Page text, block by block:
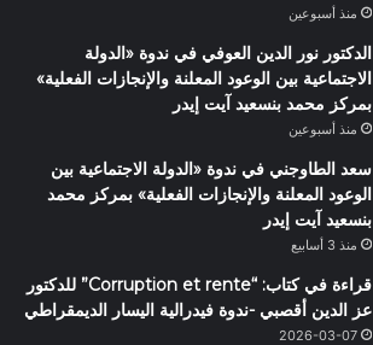
منذ أسبوعين
الدكتور نور الدين العوفي في ندوة «الدولة
الاجتماعية بين الوعود المعلنة والإنجازات الفعلية»
بمركز محمد بنسعيد آيت إيدر
منذ أسبوعين
سعد الطاوجني في ندوة «الدولة الاجتماعية بين
الوعود المعلنة والإنجازات الفعلية» بمركز محمد
بنسعيد آيت إيدر
منذ 3 أسابيع
قراءة في كتاب: “Corruption et rente” للدكتور
عز الدين أقصبي -ندوة فيدرالية اليسار الديمقراطي
2026-03-07